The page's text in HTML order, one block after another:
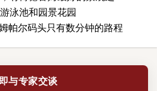
泳池和园景花园
帕尔码头只有数分钟的路程
与专家交谈